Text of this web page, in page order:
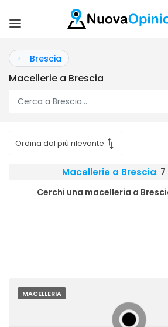
Brescia
Macellerie a Brescia
Macellerie a Brescia: 7
Cerchi una macelleria a
MACELLERIA